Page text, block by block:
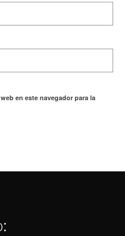
en este navegador para la